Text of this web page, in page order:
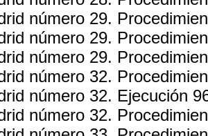
número 29.
número 29.
número 29.
número 32.
número 32. Ejecución
número 32.